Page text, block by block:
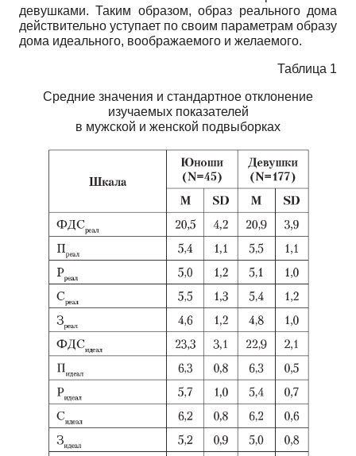
девушками. Таким образом, образ реального дома
действительно уступает по своим параметрам образу
дома идеального, воображаемого и желаемого.
Таблица 1
Средние значения и стандартное отклонение
изучаемых показателей
в мужской и женской подвыборках